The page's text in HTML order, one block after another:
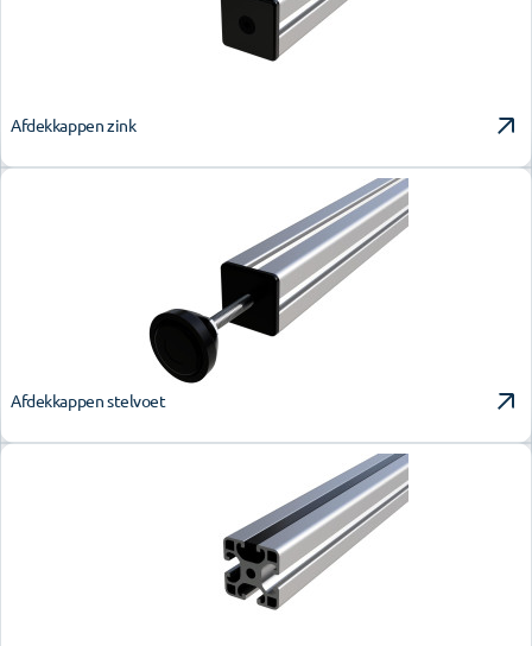
Afdekkappen zink
Afdekkappen stelvoet